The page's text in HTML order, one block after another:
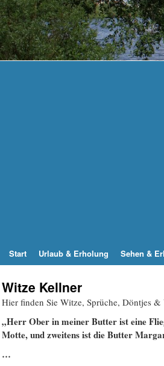
Start Urlaub & Erholung Sehen &
Witze Kellner
Hier finden Sie Witze, Sprüche, Döntjes
„Herr Ober in meiner Butter ist eine
Motte, und zweitens ist die Butter
…